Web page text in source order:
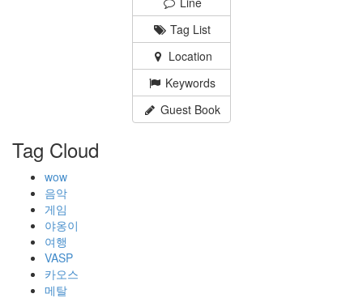
Tag List
Location
Keywords
Guest Book
Tag Cloud
wow
음악
게임
야옹이
여행
VASP
카오스
메탈